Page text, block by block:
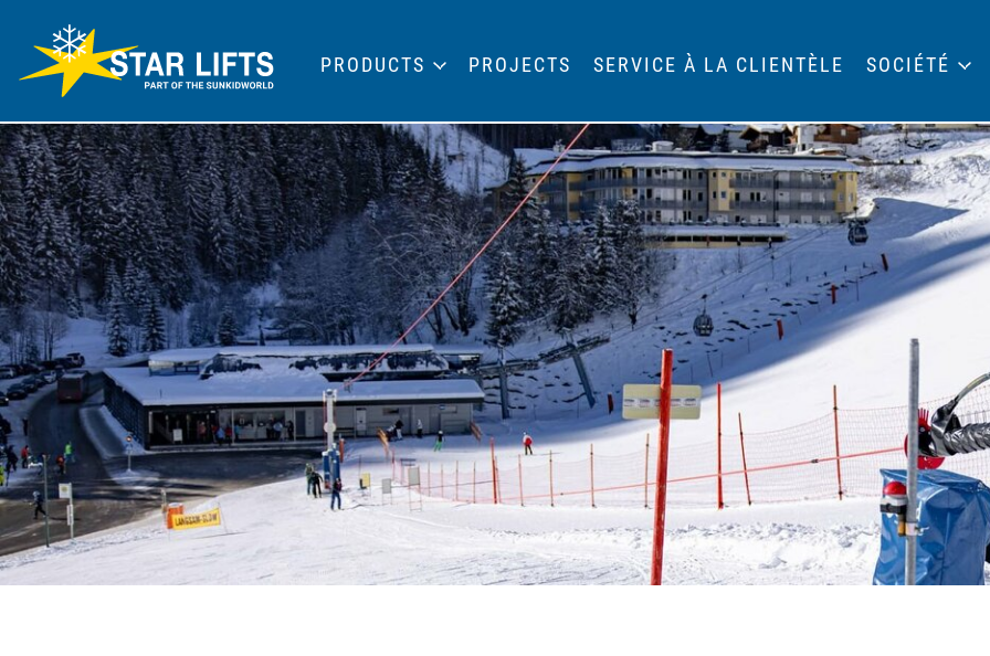
PRODUCTS PROJECTS SERVICE À LA CLIENTÈLE SOCIÉTÉ